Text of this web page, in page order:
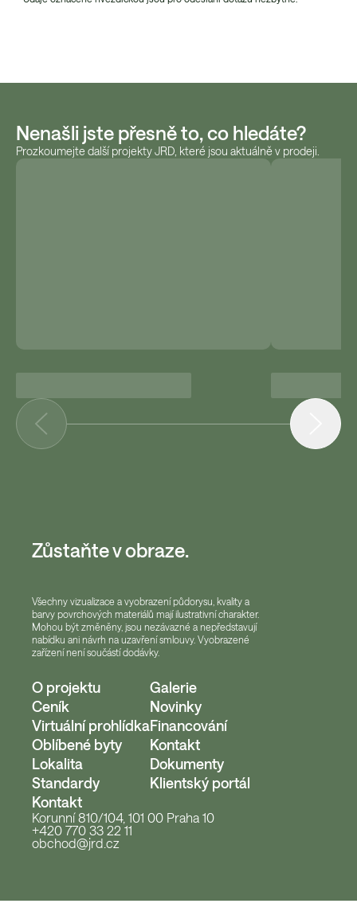
Nenašli jste přesně to, co hledáte?
Prozkoumejte další projekty JRD, které jsou aktuálně v prodeji.
Zůstaňte v obraze.
Všechny vizualizace a vyobrazení půdorysu, kvality a
barvy povrchových materiálů mají ilustrativní charakter.
Mohou být změněny, jsou nezávazné a nepředstavují
nabídku ani návrh na uzavření smlouvy. Vyobrazené
zařízení není součástí dodávky.
O projektu
Ceník
Virtuální prohlídka
Oblíbené byty
Lokalita
Standardy
Galerie
Novinky
Financování
Kontakt
Dokumenty
Klientský portál
Kontakt
Korunní 810/104, 101 00 Praha 10
+420 770 33 22 11
obchod@jrd.cz